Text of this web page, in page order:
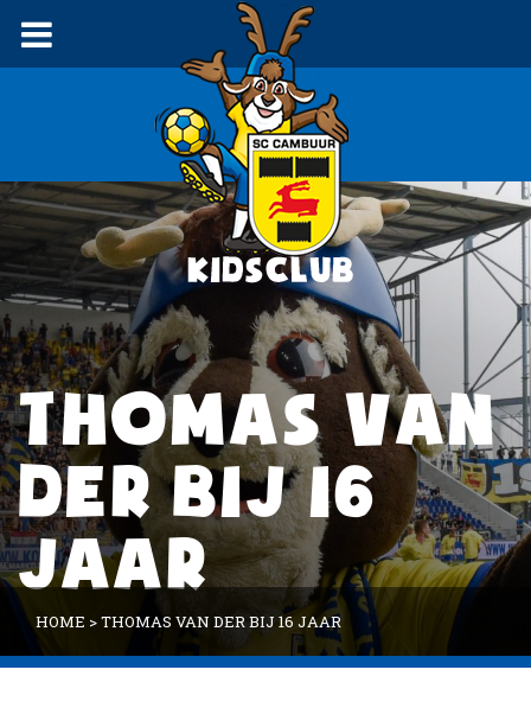
THOMAS VAN
DER BIJ 16
JAAR
HOME >THOMAS VAN DER BIJ 16 JAAR